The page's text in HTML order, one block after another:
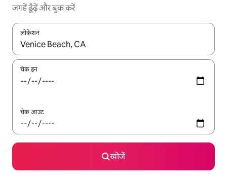
जगहें ढूँढ़ें और बुक करें
लोकेशन
नतीजों के उपलब्ध होने पर, अप और डाउन 'ऐरो की' का इस्तेमाल करके नेविगेट
चेक इन
चेक आउट
खोजें